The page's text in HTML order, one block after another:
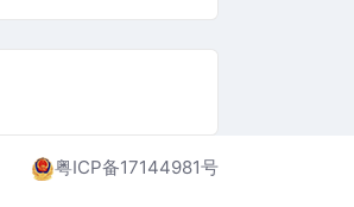
粤ICP备17144981号